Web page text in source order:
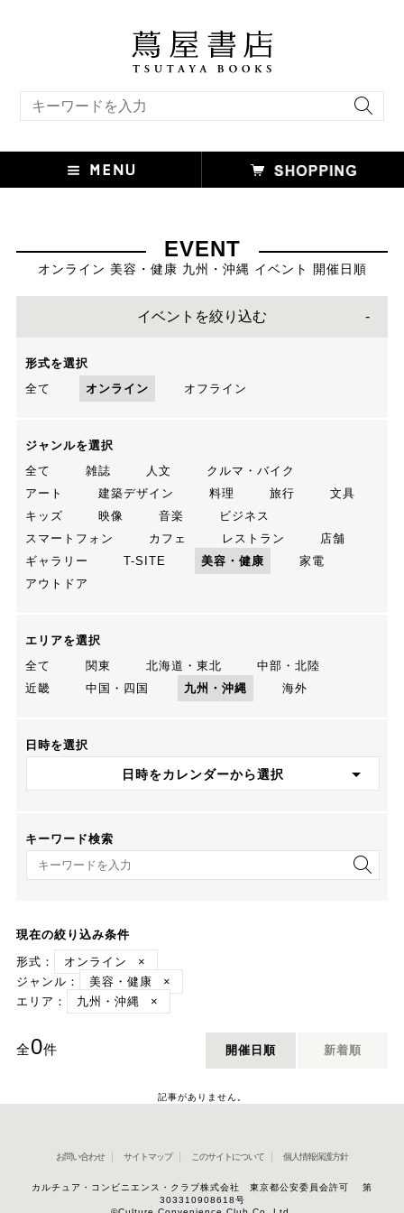
EVENT
オンライン 美容・健康 九州・沖縄 イベント 開催日順
イベントを絞り込む
形式を選択
全て
オンライン オフライン
ジャンルを選択
全て
雑誌 人文
クルマ・バイク
アート
建築デザイン 料理 旅行
文具
キッズ
映像 音楽
ビジネス
スマートフォン
カフェ レストラン
店舗
ギャラリー
T-SITE 美容・健康
家電
アウトドア
エリアを選択
全て
関東 北海道・東北
中部・北陸
近畿
中国・四国 九州・沖縄 海外
日時を選択
日時をカレンダーから選択
キーワード検索
キーワード検索
現在の絞り込み条件
形式：
オンライン
×
ジャンル：
美容・健康
×
エリア：
九州・沖縄 ×
全0件 開催日順 新着順
記事がありません。
お問い合わせ サイトマップ このサイトについて 個人情報保護方針
カルチュア・コンビニエンス・クラブ株式会社 東京都公安委員会許可 第
303310908618号